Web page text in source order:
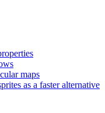
maps
as a faster alternative